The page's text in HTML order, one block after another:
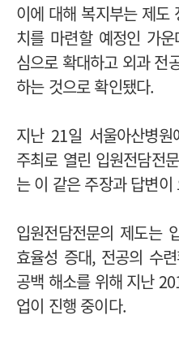
이에 대해 복지부는 제도
치를 마련할 예정인 가
심으로 확대하고 외과 전
하는 것으로 확인됐다.
지난 21일 서울아산병원
주최로 열린 입원전담전
는 이 같은 주장과 답변이
입원전담전문의 제도는
효율성 증대, 전공의 수
공백 해소를 위해 지난
업이 진행 중이다.